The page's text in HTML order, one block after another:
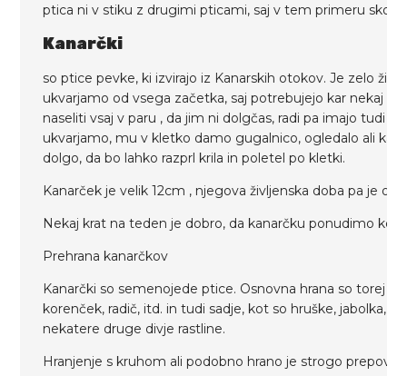
ptica ni v stiku z drugimi pticami, saj v tem primeru
Kanarčki
so ptice pevke, ki izvirajo iz Kanarskih otokov. Je zelo
ukvarjamo od vsega začetka, saj potrebujejo kar nekaj
naseliti vsaj v paru , da jim ni dolgčas, radi pa imajo tudi
ukvarjamo, mu v kletko damo gugalnico, ogledalo ali
dolgo, da bo lahko razprl krila in poletel po kletki.
Kanarček je velik 12cm , njegova življenska doba pa je od
Nekaj krat na teden je dobro, da kanarčku ponudimo
Prehrana kanarčkov
Kanarčki so semenojede ptice. Osnovna hrana so torej
korenček, radič, itd. in tudi sadje, kot so hruške, jabolka,
nekatere druge divje rastline.
Hranjenje s kruhom ali podobno hrano je strogo